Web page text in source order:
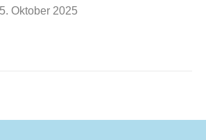
5. Oktober 2025